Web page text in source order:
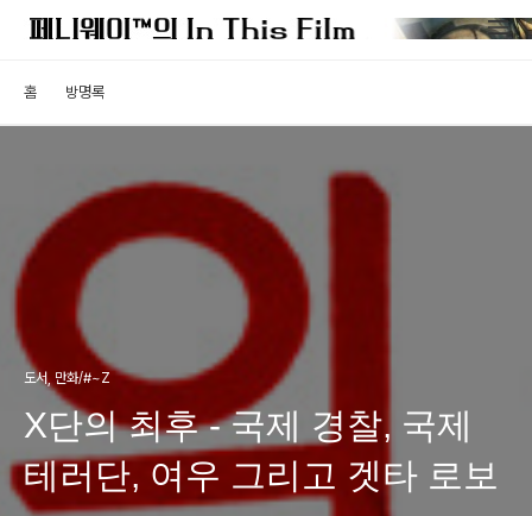
홈 방명록
도서, 만화/#~Z
X단의 최후 - 국제 경찰, 국제
테러단, 여우 그리고 겟타 로보